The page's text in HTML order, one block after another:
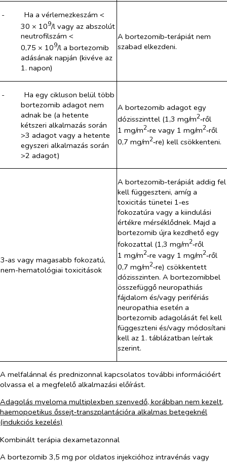
-​
Ha a vérlemezkeszám <
30 × 109/l vagy az abszolút
neutrofilszám <
0,75 × 109/l a bortezomib
adásának napján (kivéve az
1. napon)
A bortezomib‑terápiát nem
szabad elkezdeni.
-​
Ha egy cikluson belül több
bortezomib adagot nem
adnak be (a hetente
kétszeri alkalmazás során
>3 adagot vagy a hetente
egyszeri alkalmazás során
>2 adagot)
A bortezomib adagot egy
dózisszinttel (1,3 mg/m2‑ről
1 mg/m2‑re vagy 1 mg/m2‑ről
0,7 mg/m2‑re) kell csökkenteni.
3‑as vagy magasabb fokozatú,
nem-hematológiai toxicitások
A bortezomib‑terápiát addig fel
kell függeszteni, amíg a
toxicitás tünetei 1‑es
fokozatúra vagy a kiindulási
értékre mérséklődnek. Majd a
bortezomib újra kezdhető egy
fokozattal (1,3 mg/m2‑ről
1 mg/m2‑re vagy 1 mg/m2‑ről
0,7 mg/m2‑re) csökkentett
dózisszinten. A bortezomibbel
összefüggő neuropathiás
fájdalom és/vagy perifériás
neuropathia esetén a
bortezomib adagolását fel kell
függeszteni és/vagy módosítani
kell az 1. táblázatban leírtak
szerint.
A melfalánnal és prednizonnal kapcsolatos további információért
olvassa el a megfelelő alkalmazási előírást.
Adagolás myeloma multiplexben szenvedő, korábban nem kezelt,
haemopoetikus őssejt‑transzplantációra alkalmas betegeknél
(indukciós kezelés)
Kombinált terápia dexametazonnal
A bortezomib 3,5 mg por oldatos injekcióhoz intravénás vagy